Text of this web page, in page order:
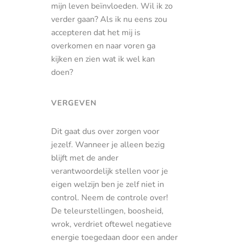
mijn leven beïnvloeden. Wil ik zo
verder gaan? Als ik nu eens zou
accepteren dat het mij is
overkomen en naar voren ga
kijken en zien wat ik wel kan
doen?
VERGEVEN
Dit gaat dus over zorgen voor
jezelf. Wanneer je alleen bezig
blijft met de ander
verantwoordelijk stellen voor je
eigen welzijn ben je zelf niet in
control. Neem de controle over!
De teleurstellingen, boosheid,
wrok, verdriet oftewel negatieve
energie toegedaan door een ander